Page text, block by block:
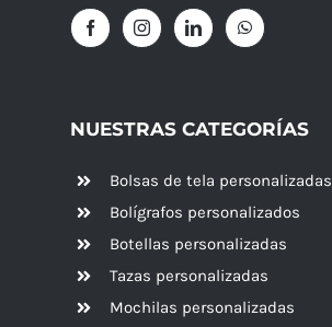
NUESTRAS CATEGORÍAS
Bolsas de tela personalizadas
Bolígrafos personalizados
Botellas personalizadas
Tazas personalizadas
Mochilas personalizadas